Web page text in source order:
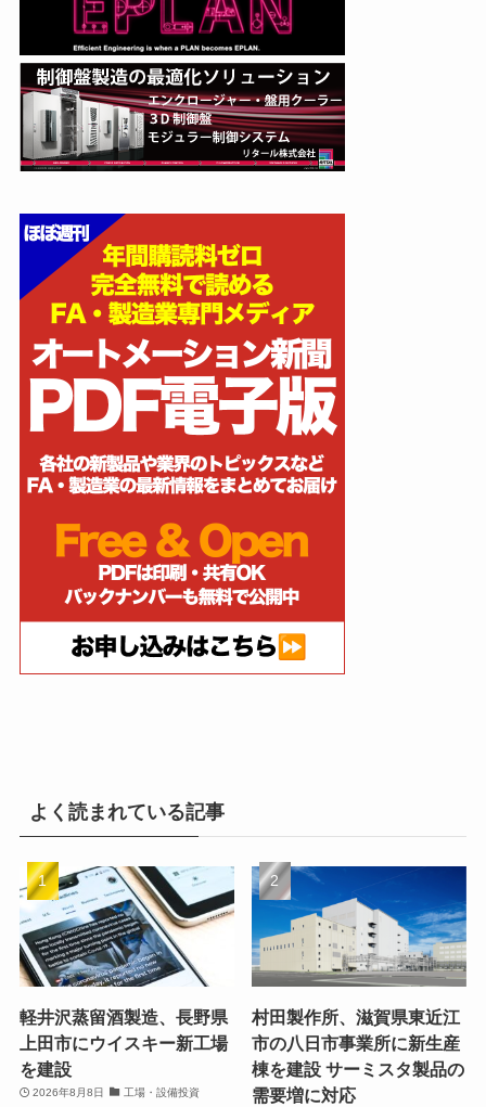
よく読まれている記事
軽井沢蒸留酒製造、長野県
上田市にウイスキー新工場
を建設
2026年8月8日 工場・設備投資
村田製作所、滋賀県東近江
市の八日市事業所に新生産
棟を建設 サーミスタ製品の
需要増に対応